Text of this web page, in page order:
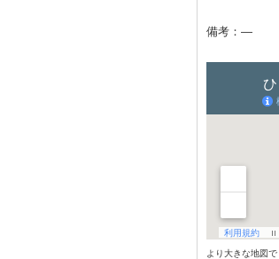
備考：―
より大きな地図で